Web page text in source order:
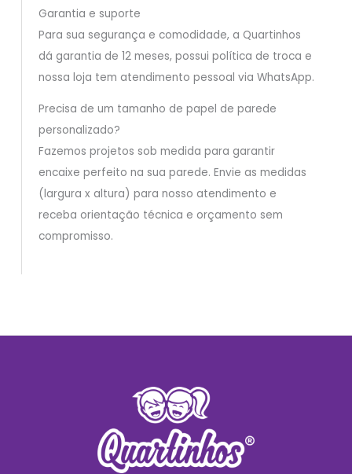
Garantia e suporte
Para sua segurança e comodidade, a Quartinhos
dá garantia de 12 meses, possui política de troca e
nossa loja tem atendimento pessoal via WhatsApp.
Precisa de um tamanho de papel de parede
personalizado?
Fazemos projetos sob medida para garantir
encaixe perfeito na sua parede. Envie as medidas
(largura x altura) para nosso atendimento e
receba orientação técnica e orçamento sem
compromisso.